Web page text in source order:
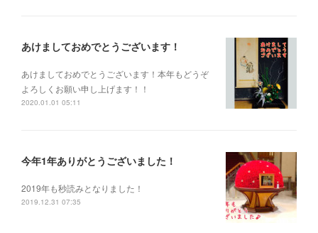
あけましておめでとうございます！
あけましておめでとうございます！本年もどうぞ
よろしくお願い申し上げます！！
2020.01.01 05:11
今年1年ありがとうございました！
2019年も秒読みとなりました！
2019.12.31 07:35